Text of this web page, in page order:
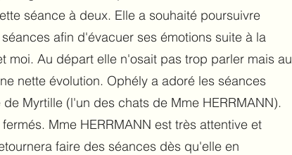
séance à deux. Elle a souhaité poursuivre
afin d'évacuer ses émotions suite à la
moi. Au départ elle n'osait pas trop parler mais au
nette évolution. Ophély a adoré les séances
Myrtille (l'un des chats de Mme HERRMANN).
Mme HERRMANN est très attentive et
faire des séances dès qu'elle en